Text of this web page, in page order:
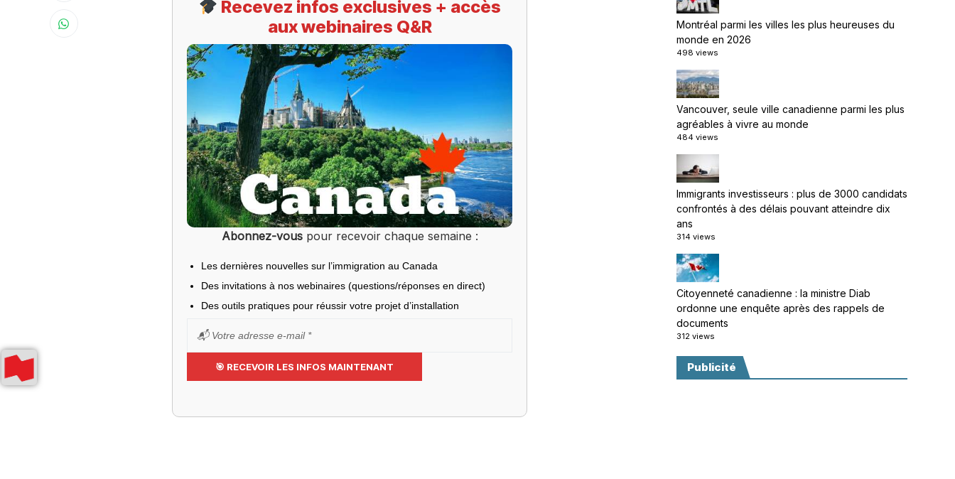
Recevez infos exclusives + accès
aux webinaires Q&R
Abonnez-vouspour recevoir chaque semaine :
Les dernières nouvelles sur l’immigration au Canada
Des invitations à nos webinaires (questions/réponses en direct)
Des outils pratiques pour réussir votre projet d’installation
Montréal parmi les villes les plus heureuses du
monde en 2026
498 views
Vancouver, seule ville canadienne parmi les plus
agréables à vivre au monde
484 views
Immigrants investisseurs : plus de 3000 candidats
confrontés à des délais pouvant atteindre dix
ans
314 views
Citoyenneté canadienne : la ministre Diab
ordonne une enquête après des rappels de
documents
312 views
Publicité